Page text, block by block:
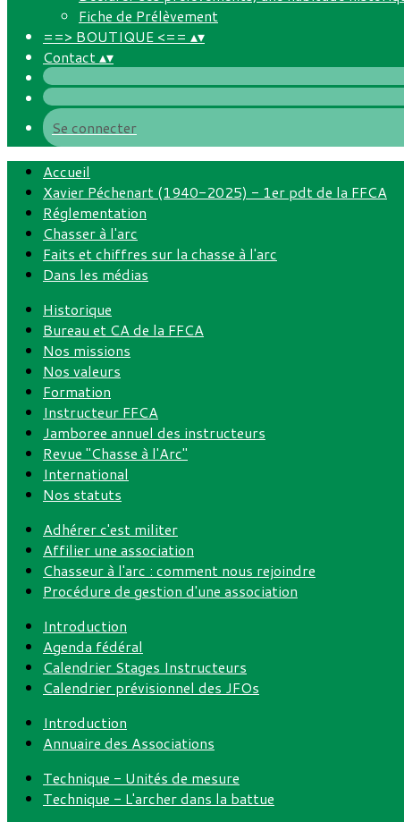
Fiche de Prélèvement
==> BOUTIQUE <== ▴▾
Contact▴▾
Se connecter
Accueil
Xavier Péchenart (1940-2025) - 1er pdt de la FFCA
Réglementation
Chasser à l'arc
Faits et chiffres sur la chasse à l'arc
Dans les médias
Historique
Bureau et CA de la FFCA
Nos missions
Nos valeurs
Formation
Instructeur FFCA
Jamboree annuel des instructeurs
Revue "Chasse à l'Arc"
International
Nos statuts
Adhérer c'est militer
Affilier une association
Chasseur à l'arc : comment nous rejoindre
Procédure de gestion d'une association
Introduction
Agenda fédéral
Calendrier Stages Instructeurs
Calendrier prévisionnel des JFOs
Introduction
Annuaire des Associations
Technique - Unités de mesure
Technique - L'archer dans la battue